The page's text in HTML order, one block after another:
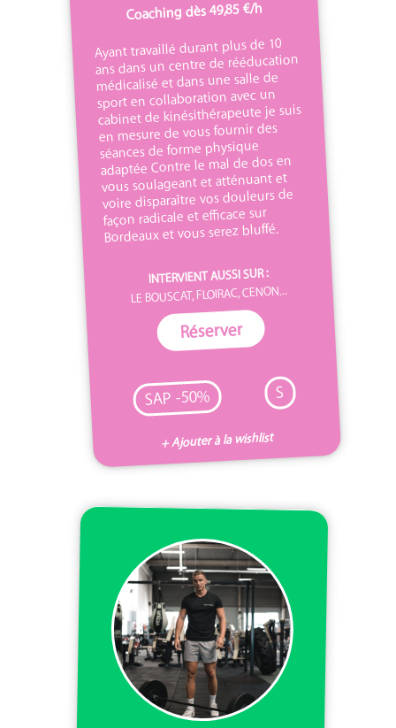
Coaching dès 49,85 €/h
Ayant travaillé durant plus de 10
ans dans un centre de rééducation
médicalisé et dans une salle de
sport en collaboration avec un
cabinet de kinésithérapeute je suis
en mesure de vous fournir des
séances de forme physique
adaptée Contre le mal de dos en
vous soulageant et atténuant et
voire disparaître vos douleurs de
façon radicale et efficace sur
Bordeaux et vous serez bluffé.
INTERVIENT AUSSI SUR :
LE BOUSCAT, FLOIRAC, CENON...
Réserver
SAP -50% S
+ Ajouter à la wishlist